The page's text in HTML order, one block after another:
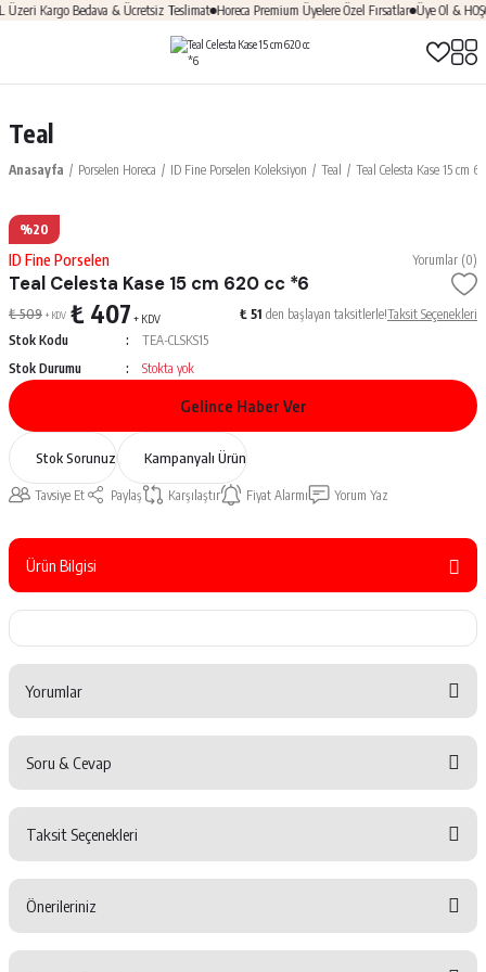
Kargo Bedava & Ücretsiz Teslimat Horeca Premium Üyelere Özel Fırsatlar Üye Ol &
Teal
Anasayfa Porselen Horeca ID Fine Porselen Koleksiyon Teal Teal Celesta Kase 15 cm
%20
ID Fine Porselen Yorumlar (0)
Teal Celesta Kase 15 cm 620 cc *6
₺ 509 + KDV ₺ 407 + KDV ₺ 51 den başlayan taksitlerle!Taksit Seçenekleri
Stok Kodu
TEA-CLSKS15
Stok Durumu
Stokta yok
Gelince Haber Ver
Stok Sorunuz Kampanyalı Ürün
Tavsiye Et Paylaş Karşılaştır Fiyat Alarmı Yorum Yaz
Ürün Bilgisi
Yorumlar
Yorum Yaz
Soru & Cevap
Soru Sor
Taksit Seçenekleri
Önerileriniz